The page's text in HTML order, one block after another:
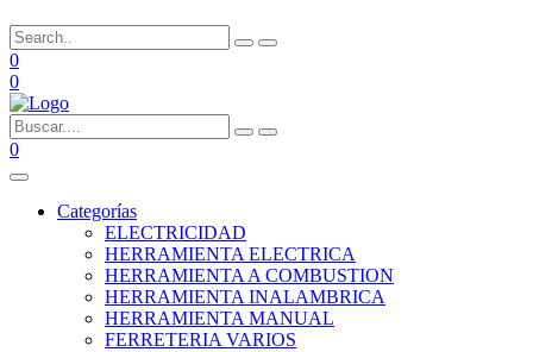
0
0
0
Categorías
ELECTRICIDAD
HERRAMIENTA ELECTRICA
HERRAMIENTA A COMBUSTION
HERRAMIENTA INALAMBRICA
HERRAMIENTA MANUAL
FERRETERIA VARIOS